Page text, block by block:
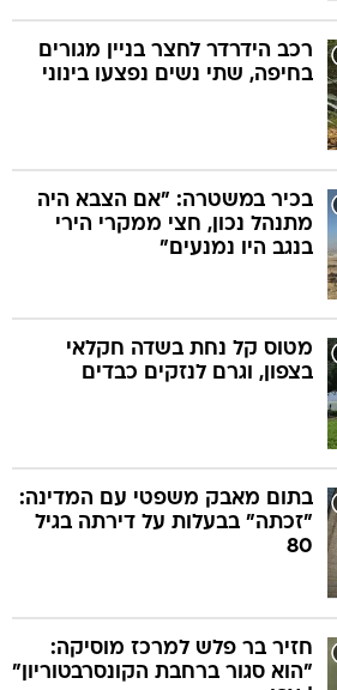
רכב הידרדר לחצר בניין מגורים
בחיפה, שתי נשים נפצעו בינוני
בכיר במשטרה: "אם הצבא היה
מתנהל נכון, חצי ממקרי הירי
בנגב היו נמנעים"
מטוס קל נחת בשדה חקלאי
בצפון, וגרם לנזקים כבדים
בתום מאבק משפטי עם המדינה:
"זכתה" בבעלות על דירתה בגיל
80
חזיר בר פלש למרכז מוסיקה:
"הוא סגור ברחבת הקונסרבטוריון"